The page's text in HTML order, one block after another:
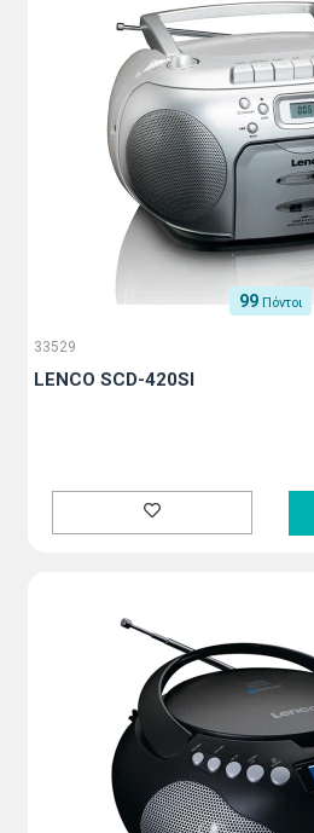
99 Πόντοι
33529
LENCO SCD-420SI